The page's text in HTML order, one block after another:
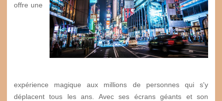
offre une
expérience magique aux millions de personnes qui s'y
déplacent tous les ans. Avec ses écrans géants et son